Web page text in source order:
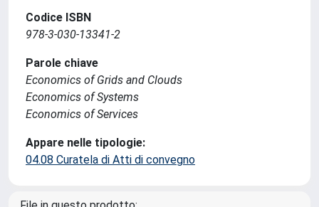
Codice ISBN
978-3-030-13341-2
Parole chiave
Economics of Grids and Clouds
Economics of Systems
Economics of Services
Appare nelle tipologie:
04.08 Curatela di Atti di convegno